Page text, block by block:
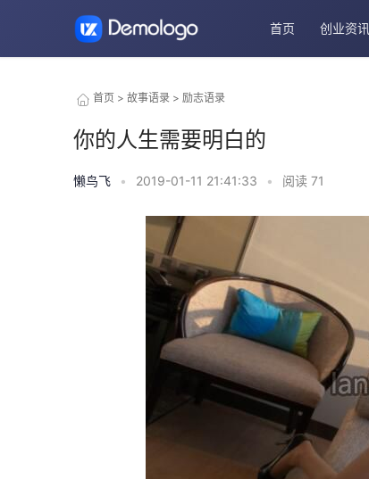
首页 创业资讯
首页 > 故事语录 > 励志语录
你的人生需要明白的
懒鸟飞 • 2019-01-11 21:41:33 • 阅读 71